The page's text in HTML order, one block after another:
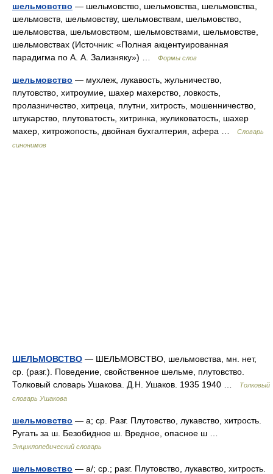
шельмовство — шельмовство, шельмовства, шельмовства,
шельмовств, шельмовству, шельмовствам, шельмовство,
шельмовства, шельмовством, шельмовствами, шельмовстве,
шельмовствах (Источник: «Полная акцентуированная
парадигма по А. А. Зализняку») …
Формы слов
шельмовство — мухлеж, лукавость, жульничество,
плутовство, хитроумие, шахер махерство, ловкость,
пролазничество, хитреца, плутни, хитрость, мошенничество,
штукарство, плутоватость, хитринка, жуликоватость, шахер
махер, хитрожопость, двойная бухгалтерия, афера …
Словарь
синонимов
ШЕЛЬМОВСТВО — ШЕЛЬМОВСТВО, шельмовства, мн. нет,
ср. (разг.). Поведение, свойственное шельме, плутовство.
Толковый словарь Ушакова. Д.Н. Ушаков. 1935 1940 …
Толковый
словарь Ушакова
шельмовство — а; ср. Разг. Плутовство, лукавство, хитрость.
Ругать за ш. Безобидное ш. Вредное, опасное ш …
Энциклопедический словарь
шельмовство — а/; ср.; разг. Плутовство, лукавство, хитрость.